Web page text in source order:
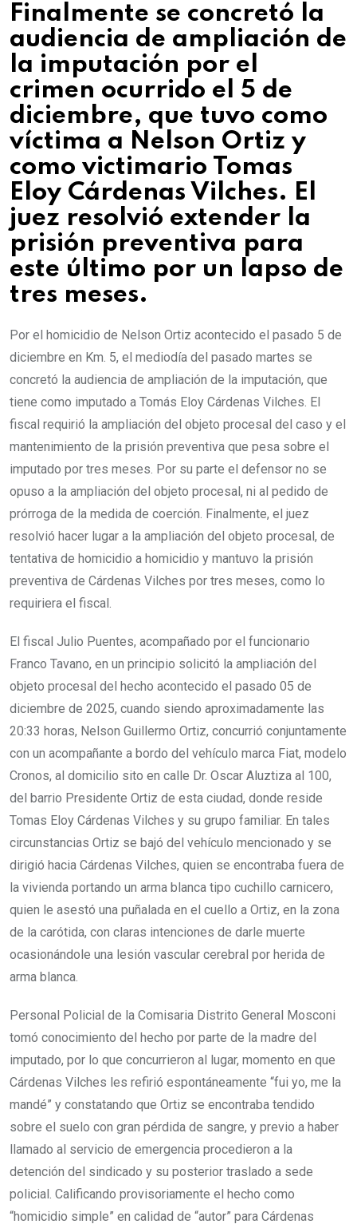
Finalmente se concretó la
audiencia de ampliación de
la imputación por el
crimen ocurrido el 5 de
diciembre, que tuvo como
víctima a Nelson Ortiz y
como victimario Tomas
Eloy Cárdenas Vilches. El
juez resolvió extender la
prisión preventiva para
este último por un lapso de
tres meses.
Por el homicidio de Nelson Ortiz acontecido el pasado 5 de
diciembre en Km. 5, el mediodía del pasado martes se
concretó la audiencia de ampliación de la imputación, que
tiene como imputado a Tomás Eloy Cárdenas Vilches. El
fiscal requirió la ampliación del objeto procesal del caso y el
mantenimiento de la prisión preventiva que pesa sobre el
imputado por tres meses. Por su parte el defensor no se
opuso a la ampliación del objeto procesal, ni al pedido de
prórroga de la medida de coerción. Finalmente, el juez
resolvió hacer lugar a la ampliación del objeto procesal, de
tentativa de homicidio a homicidio y mantuvo la prisión
preventiva de Cárdenas Vilches por tres meses, como lo
requiriera el fiscal.
El fiscal Julio Puentes, acompañado por el funcionario
Franco Tavano, en un principio solicitó la ampliación del
objeto procesal del hecho acontecido el pasado 05 de
diciembre de 2025, cuando siendo aproximadamente las
20:33 horas, Nelson Guillermo Ortiz, concurrió conjuntamente
con un acompañante a bordo del vehículo marca Fiat, modelo
Cronos, al domicilio sito en calle Dr. Oscar Aluztiza al 100,
del barrio Presidente Ortiz de esta ciudad, donde reside
Tomas Eloy Cárdenas Vilches y su grupo familiar. En tales
circunstancias Ortiz se bajó del vehículo mencionado y se
dirigió hacia Cárdenas Vilches, quien se encontraba fuera de
la vivienda portando un arma blanca tipo cuchillo carnicero,
quien le asestó una puñalada en el cuello a Ortiz, en la zona
de la carótida, con claras intenciones de darle muerte
ocasionándole una lesión vascular cerebral por herida de
arma blanca.
Personal Policial de la Comisaria Distrito General Mosconi
tomó conocimiento del hecho por parte de la madre del
imputado, por lo que concurrieron al lugar, momento en que
Cárdenas Vilches les refirió espontáneamente “fui yo, me la
mandé” y constatando que Ortiz se encontraba tendido
sobre el suelo con gran pérdida de sangre, y previo a haber
llamado al servicio de emergencia procedieron a la
detención del sindicado y su posterior traslado a sede
policial. Calificando provisoriamente el hecho como
“homicidio simple” en calidad de “autor” para Cárdenas